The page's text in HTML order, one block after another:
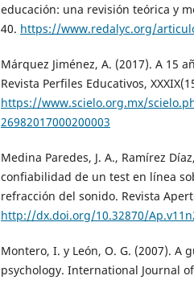
educación: una revisión teórica y
40. https://www.redalyc.org/
Márquez Jiménez, A. (2017). A 15
Revista Perfiles Educativos,
https://www.scielo.org.mx/
26982017000200003
Medina Paredes, J. A., Ramírez
confiabilidad de un test en línea
refracción del sonido. Revista
http://dx.doi.org/10.32870/
Montero, I. y León, O. G. (2007).
psychology. International Journal